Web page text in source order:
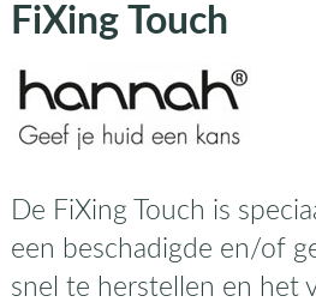
FiXing Touch
De FiXing Touch is
een beschadigde en/of
snel te herstellen en het